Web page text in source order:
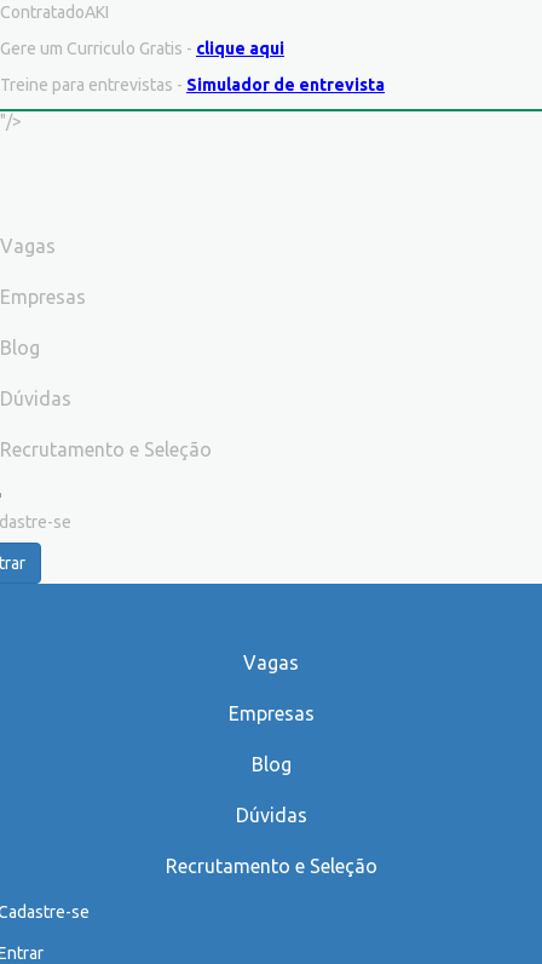
ContratadoAKI
Gere um Curriculo Gratis - clique aqui
Treine para entrevistas - Simulador de entrevista
"/>
Vagas
Empresas
Blog
Dúvidas
Recrutamento e Seleção
se
Vagas
Empresas
Blog
Dúvidas
Recrutamento e Seleção
se